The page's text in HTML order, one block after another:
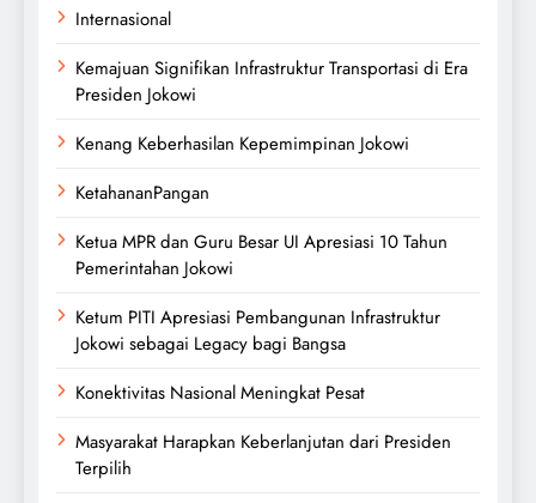
Internasional
Kemajuan Signifikan Infrastruktur Transportasi di Era
Presiden Jokowi
Kenang Keberhasilan Kepemimpinan Jokowi
KetahananPangan
Ketua MPR dan Guru Besar UI Apresiasi 10 Tahun
Pemerintahan Jokowi
Ketum PITI Apresiasi Pembangunan Infrastruktur
Jokowi sebagai Legacy bagi Bangsa
Konektivitas Nasional Meningkat Pesat
Masyarakat Harapkan Keberlanjutan dari Presiden
Terpilih